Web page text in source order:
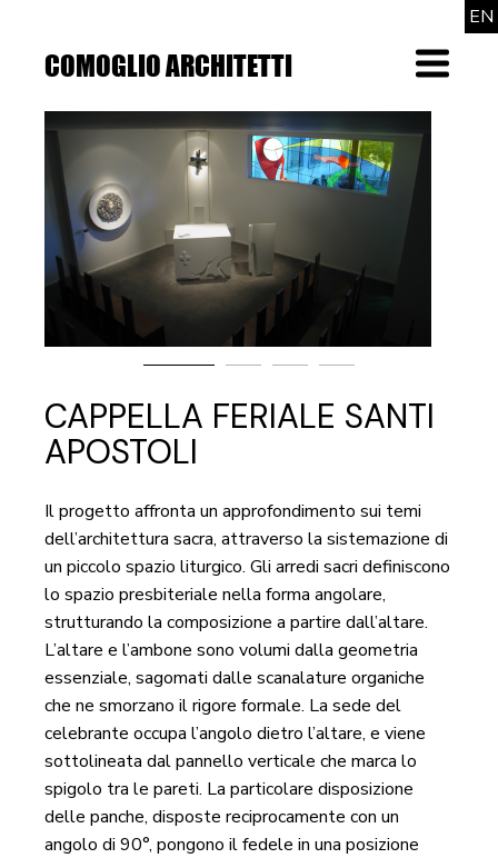
EN
contentCOMOGLIO ARCHITETTI Menu
CAPPELLA FERIALE SANTI
APOSTOLI
Il progetto affronta un approfondimento sui temi
dell’architettura sacra, attraverso la sistemazione di
un piccolo spazio liturgico. Gli arredi sacri definiscono
lo spazio presbiteriale nella forma angolare,
strutturando la composizione a partire dall’altare.
L’altare e l’ambone sono volumi dalla geometria
essenziale, sagomati dalle scanalature organiche
che ne smorzano il rigore formale. La sede del
celebrante occupa l’angolo dietro l’altare, e viene
sottolineata dal pannello verticale che marca lo
spigolo tra le pareti. La particolare disposizione
delle panche, disposte reciprocamente con un
angolo di 90°, pongono il fedele in una posizione